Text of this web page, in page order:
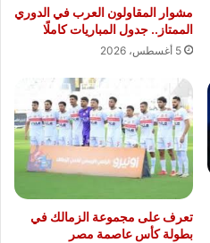
مشوار المقاولون العرب في الدوري
الممتاز.. جدول المباريات كاملًا
5 أغسطس، 2026
تعرف على مجموعة الزمالك في
بطولة كأس عاصمة مصر